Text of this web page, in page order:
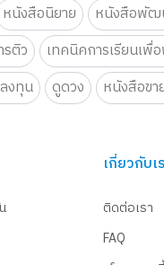
หนังสือนิยาย หนังสือพัฒ
รติว เทคนิคการเรียนเ
งทุน ดูดวง หนังสือขา
เกี่ยวกับเ
ติดต่อเรา
FAQ